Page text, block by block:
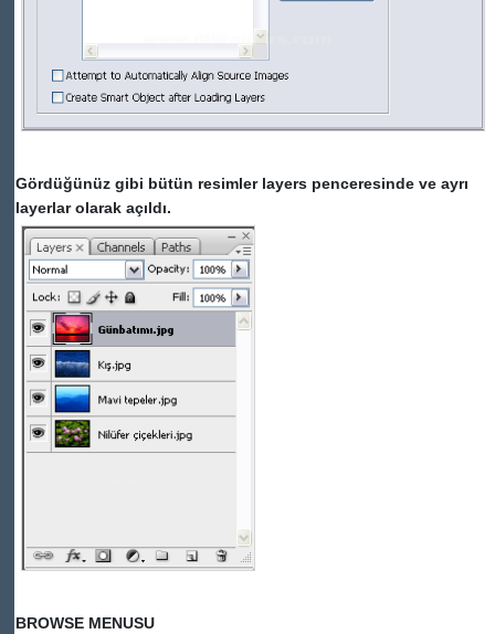
Gördüğünüz gibi bütün resimler layers penceresinde ve ayrı
layerlar olarak açıldı.
BROWSE MENUSU